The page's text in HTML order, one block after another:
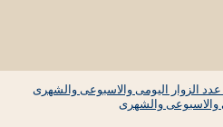
الزوار اليومى والاسبوعى والشهرى
والاسبوعى والشهرى